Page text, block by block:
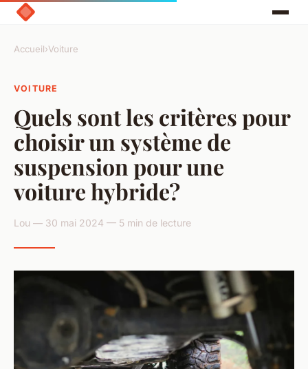
Accueil›Voiture
VOITURE
Quels sont les critères pour
choisir un système de
suspension pour une
voiture hybride?
Lou — 30 mai 2024 — 5 min de lecture